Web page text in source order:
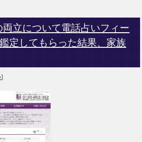
立について電話占いフィー
定してもらった結果、家族
]